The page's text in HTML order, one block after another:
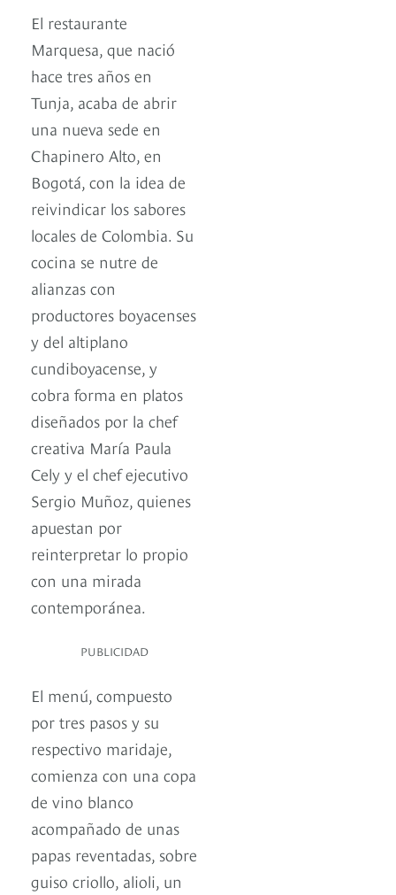
El restaurante
Marquesa, que nació
hace tres años en
Tunja, acaba de abrir
una nueva sede en
Chapinero Alto, en
Bogotá, con la idea de
reivindicar los sabores
locales de Colombia. Su
cocina se nutre de
alianzas con
productores boyacenses
y del altiplano
cundiboyacense, y
cobra forma en platos
diseñados por la chef
creativa María Paula
Cely y el chef ejecutivo
Sergio Muñoz, quienes
apuestan por
reinterpretar lo propio
con una mirada
contemporánea.
PUBLICIDAD
El menú, compuesto
por tres pasos y su
respectivo maridaje,
comienza con una copa
de vino blanco
acompañado de unas
papas reventadas, sobre
guiso criollo, alioli, un